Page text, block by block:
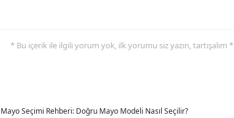
* Bu içerik ile ilgili yorum yok, ilk yorumu siz yazın, tartışalım *
Mayo Seçimi Rehberi: Doğru Mayo Modeli Nasıl Seçilir?